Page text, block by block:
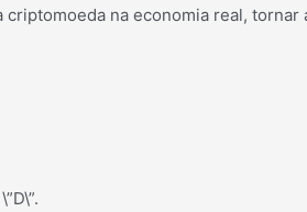
na economia real,